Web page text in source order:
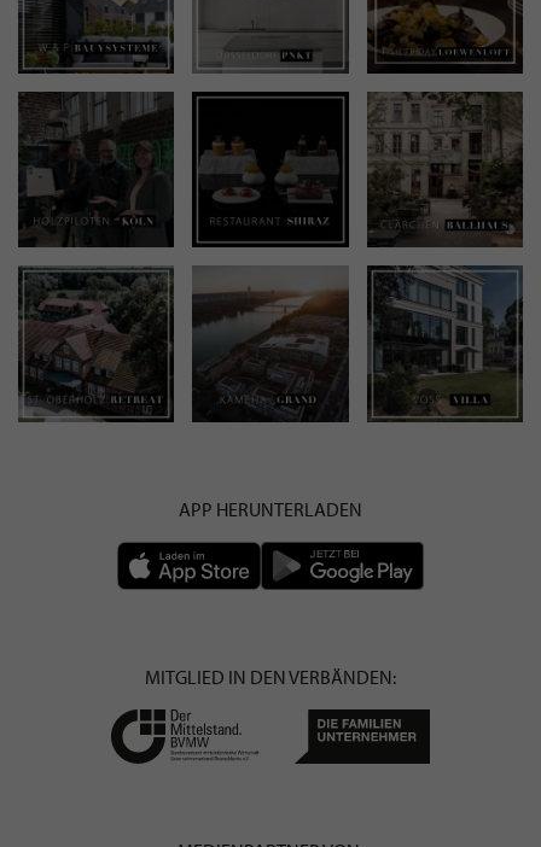
APP HERUNTERLADEN
MITGLIED IN DEN VERBÄNDEN: